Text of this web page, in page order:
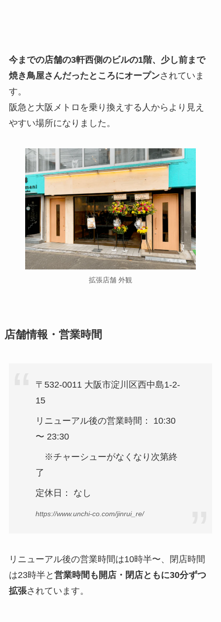
今までの店舗の3軒西側のビルの1階、少し前まで
焼き鳥屋さんだったところにオープンされていま
す。
阪急と大阪メトロを乗り換えする人からより見え
やすい場所になりました。
拡張店舗 外観
店舗情報・営業時間
〒532-0011 大阪市淀川区西中島1-2-
15
リニューアル後の営業時間： 10:30
〜 23:30
※チャーシューがなくなり次第終
了
定休日： なし
https://www.unchi-co.com/jinrui_re/
リニューアル後の営業時間は10時半〜、閉店時間
は23時半と 営業時間も開店・閉店ともに30分ずつ
拡張されています。